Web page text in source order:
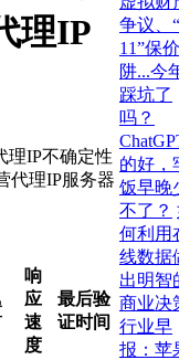
理IP
理IP不确定性
代理IP服务器
响
应
速
度
最后验
证时间
争议、
11”保
阱...今
踩坑了
吗？
的好，
饭早晚
不了？
何利用
线数据
出明智
商业决
行业早
报：苹